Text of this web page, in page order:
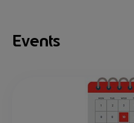
Events